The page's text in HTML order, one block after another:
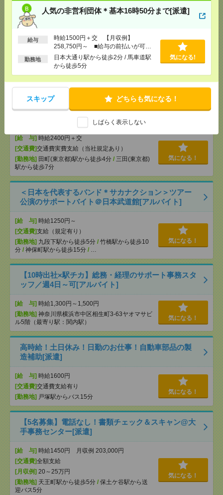
人気の非営利団体＊基本16時50分まで[派遣]
給与
時給1500円＋交 【月収例】
258,750円～ ■給与の前払いが可能
な速払いサービスあり
勤務地
日本大通り駅から徒歩2分 / 馬車道駅
から徒歩5分
気になる!
スキップ どちらも気になる！
しばらく表示しない
14分
【期間限定】大手グループ企業×事務サポート@関内
駅直結＊50代活躍中[派遣]
[給 与] 時給1800円＋交
交通費実費支給（当社規定あり）
[勤務地]関内駅から徒歩1分/日本大通り駅から徒
歩7分
気になる！
＼！完全在宅！／土日含む週2～OK<講座受付
[給 与] 時給2400円＋交
[交通費]交通費実費支給（当社規定あり）
[勤務地] 田町(東京都)駅から徒歩4分 / 三田(東京都)
駅から徒歩7分
気になる！
＜日本を代表するバンド＊サカナクション＞ツアー
公演のサポートバイト＠日本武道館[アルバイト]
[給 与] 時給1250円～
[交通費]支給（規定有り）
[勤務地] 九段下駅から徒歩5分 / 竹橋駅から徒歩10
分 / 神保町駅から徒歩15分 / …
気になる！
【10時出社×駅チカ】総務・経理のサポート事務スタ
ッフ／週4日～可[アルバイト]
[給 与] 時給1,300円～1,500円
[勤務地] 神奈川県横浜市中区相生町3-63ヤオマサビ
ル5階（最寄り駅：関内駅）
気になる！
高時給！土日休み！日勤のお仕事！自動車部品の製
造補助[派遣]
[給 与] 時給1600円
[交通費]交通費支給有り
[勤務地] 戸塚駅からバス15分
気になる！
【5名募集】電話なし！書類チェック＆スキャン@大
手事務センター[派遣]
[給 与] 時給1450円 月収例 203,000円
[交通費]全額支給
[月収例] 20～25万円
[勤務地] 天王町駅から徒歩5分 / 保土ケ谷駅から送
迎バス5分
気になる！